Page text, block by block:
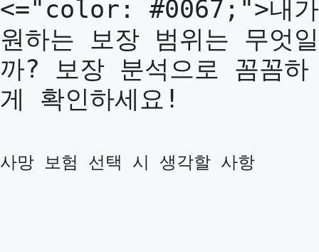
<="color: #0067;">내가
원하는 보장 범위는 무엇일
까? 보장 분석으로 꼼꼼하
게 확인하세요!
사망 보험 선택 시 생각할 사항